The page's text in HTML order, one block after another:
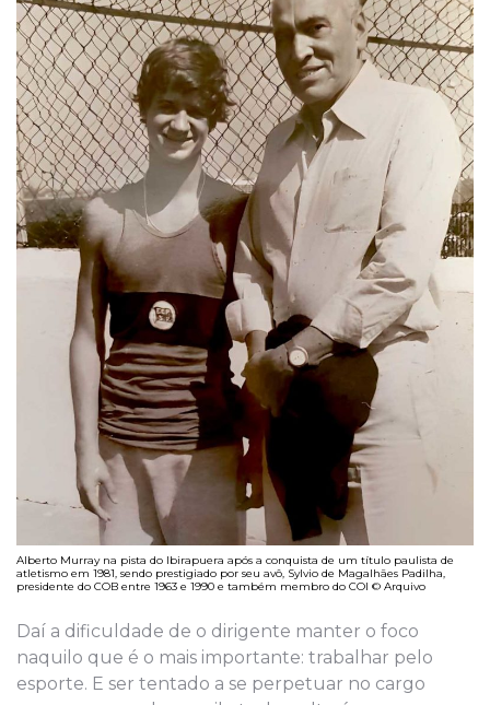
Alberto Murray na pista do Ibirapuera após a conquista de um título paulista de
atletismo em 1981, sendo prestigiado por seu avô, Sylvio de Magalhães Padilha,
presidente do COB entre 1963 e 1990 e também membro do COI © Arquivo
Daí a dificuldade de o dirigente manter o foco
naquilo que é o mais importante: trabalhar pelo
esporte. E ser tentado a se perpetuar no cargo